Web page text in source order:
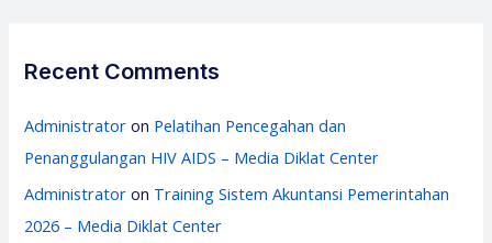
Recent Comments
Administrator on Pelatihan Pencegahan dan
Penanggulangan HIV AIDS – Media Diklat Center
Administrator on Training Sistem Akuntansi Pemerintahan
2026 – Media Diklat Center